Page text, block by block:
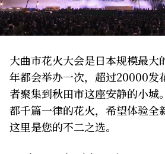
关于我们
大曲市花火大会是日本规模最大
年都会举办一次，超过20000发
者聚集到秋田市这座安静的小城
都千篇一律的花火，希望体验全
这里是您的不二之选。